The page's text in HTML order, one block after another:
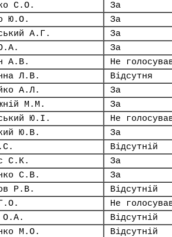
С.О.
За
Ю.О.
За
А.Г.
За
За
А.В.
Не
Л.В.
Відсутня
А.Л.
За
М.М.
За
Ю.І.
Не
Ю.В.
За
Відсутній
С.К.
За
С.В.
За
Р.В.
Відсутній
Не
О.А.
Відсутній
М.О.
Відсутній